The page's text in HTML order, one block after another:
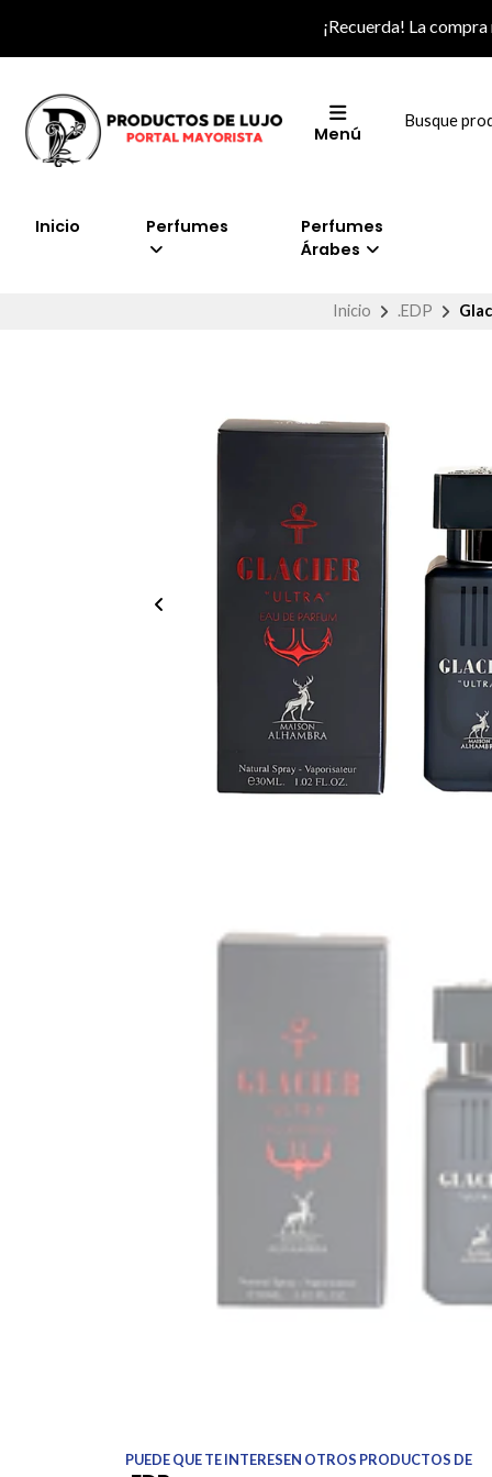
¡Recuerda! La
Menú
Inicio Perfumes
Perfumes
Árabes
Inicio .EDP
PUEDE QUE TE INTERESEN OTROS PRODUCTOS DE